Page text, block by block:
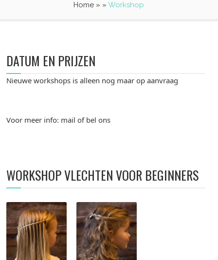
Home » »Workshop
DATUM EN PRIJZEN
Nieuwe workshops is alleen nog maar op aanvraag
Voor meer info: mail of bel ons
WORKSHOP VLECHTEN VOOR BEGINNERS